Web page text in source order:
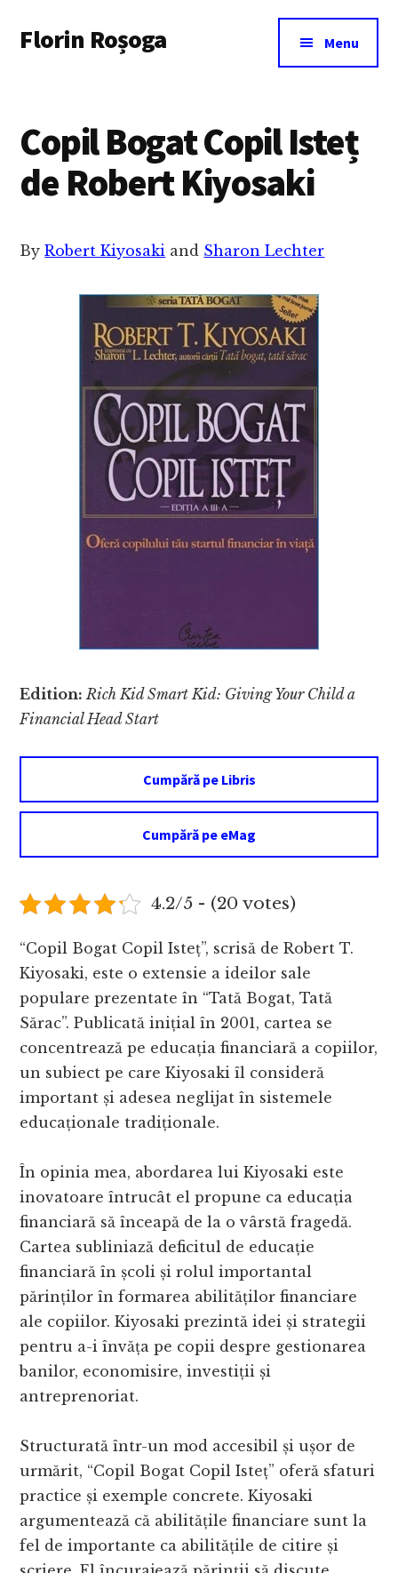
main
menu
Florin Roșoga Menu
Copil Bogat Copil Isteț
de Robert Kiyosaki
ByRobert Kiyosaki and Sharon Lechter
Edition:Rich Kid Smart Kid: Giving Your Child a
Financial Head Start
Cumpără pe Libris
Cumpără pe eMag
4.2/5 - (20 votes)
“Copil Bogat Copil Isteț”, scrisă de Robert T.
Kiyosaki, este o extensie a ideilor sale
populare prezentate în “Tată Bogat, Tată
Sărac”. Publicată inițial în 2001, cartea se
concentrează pe educația financiară a copiilor,
un subiect pe care Kiyosaki îl consideră
important și adesea neglijat în sistemele
educaționale tradiționale.
În opinia mea, abordarea lui Kiyosaki este
inovatoare întrucât el propune ca educația
financiară să înceapă de la o vârstă fragedă.
Cartea subliniază deficitul de educație
financiară în școli și rolul importantal
părinților în formarea abilităților financiare
ale copiilor. Kiyosaki prezintă idei și strategii
pentru a-i învăța pe copii despre gestionarea
banilor, economisire, investiții și
antreprenoriat.
Structurată într-un mod accesibil și ușor de
urmărit, “Copil Bogat Copil Isteț” oferă sfaturi
practice și exemple concrete. Kiyosaki
argumentează că abilitățile financiare sunt la
fel de importante ca abilitățile de citire și